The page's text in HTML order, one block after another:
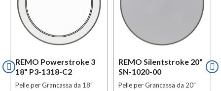
REMO Powerstroke 3
18" P3-1318-C2
Pelle per Grancassa da 18"
REMO Silentstroke 20"
SN-1020-00
Pelle per Grancassa da 20"